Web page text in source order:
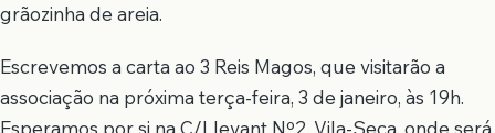
grãozinha de areia.
Escrevemos a carta ao 3 Reis Magos, que visitarão a
associação na próxima terça-feira, 3 de janeiro, às 19h.
Esperamos por si na C/Llevant Nº2, Vila-Seca, onde será